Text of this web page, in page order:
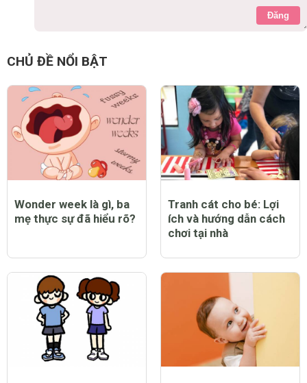
Đăng
CHỦ ĐỀ NỔI BẬT
Wonder week là gì, ba
mẹ thực sự đã hiểu rõ?
Tranh cát cho bé: Lợi
ích và hướng dẫn cách
chơi tại nhà